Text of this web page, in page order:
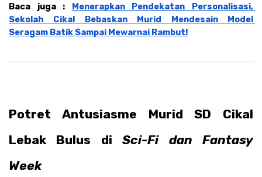
Baca juga : Menerapkan Pendekatan Personalisasi,
Sekolah Cikal Bebaskan Murid Mendesain Model
Seragam Batik Sampai Mewarnai Rambut!
Potret Antusiasme Murid SD Cikal
Lebak Bulus di Sci-Fi dan Fantasy
Week